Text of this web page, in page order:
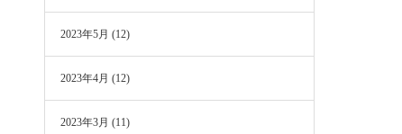
2023年5月 (12)
2023年4月 (12)
2023年3月 (11)